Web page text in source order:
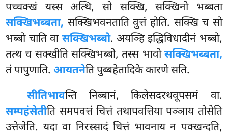
पच्चक्खं यस्स अत्थि, सो सक्खि, सक्खिनो भब्बता
सक्खिभब्बता, सक्खिभवनताति वुत्तं होति. सक्खि च सो
भब्बो चाति वा सक्खिभब्बो. अयञ्हि इद्धिविधादीनं भब्बो,
तत्थ च सक्खीति सक्खिभब्बो, तस्स भावोसक्खिभब्बता,
तं पापुणाति.आयतनेति पुब्बहेतादिके कारणे सति.
सीतिभावन्ति निब्बानं, किलेसदरथवूपसमं वा.
सम्पहंसेतीति समपवत्तं चित्तं तथापवत्तिया पञ्ञाय तोसेति
उत्तेजेति. यदा वा निरस्सादं चित्तं भावनाय न पक्खन्दति,